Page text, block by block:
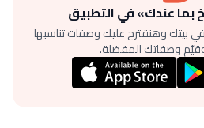
بما عندك» في التطبيق
بيتك وهنقترح عليك وصفات تناسبها
وصفاتك المفضلة.